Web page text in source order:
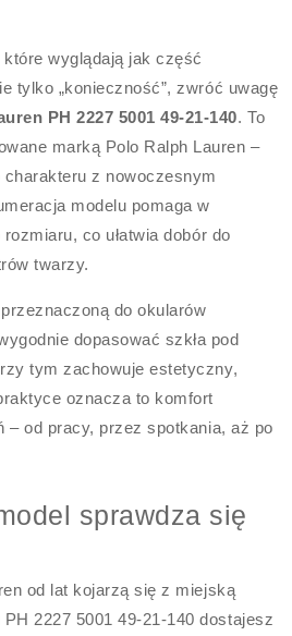
wyglądają jak część
tylko „konieczność”, zwróć uwagę
PH 2227 5001 49-21-140. To
marką Polo Ralph Lauren –
charakteru z nowoczesnym
modelu pomaga w
co ułatwia dobór do
twarzy.
do okularów
dopasować szkła pod
tym zachowuje estetyczny,
oznacza to komfort
– od pracy, przez spotkania, aż po
sprawdza się
od lat kojarzą się z miejską
2227 5001 49-21-140 dostajesz